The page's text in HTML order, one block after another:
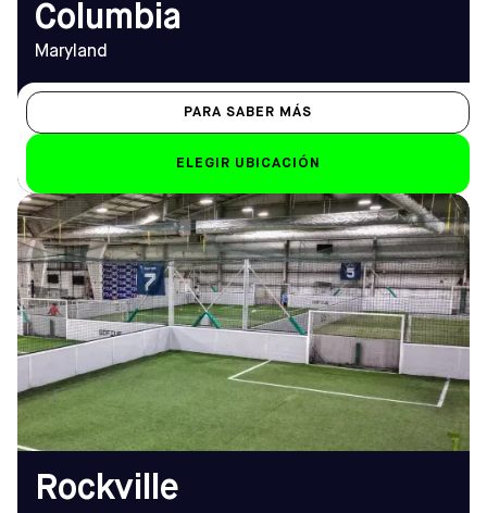
Columbia
Maryland
PARA SABER MÁS
ELEGIR UBICACIÓN
HORARIO DE
APERTURA
De lunes a viernes
9.00 a 1.00 horas
Sáb-Dom
de 8.00 a 1.00 horas
DIRECCIÓN
1008 Westmore Ave,
Rockville, MD 20850
Cómo llegar
TELÉFONO
(301) 321-8484
EMAIL
rockville@sofive.com
Rockville